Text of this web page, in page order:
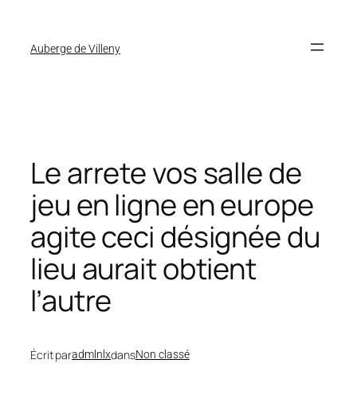
Auberge de Villeny
Le arrete vos salle de
jeu en ligne en europe
agite ceci désignée du
lieu aurait obtient
l’autre
Écrit paradmlnlxdansNon classé